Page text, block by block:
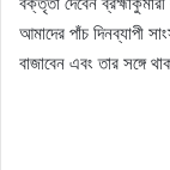
আমাদের পাঁচ দিনব্যাপী
বাজাবেন এবং তার সঙ্গে